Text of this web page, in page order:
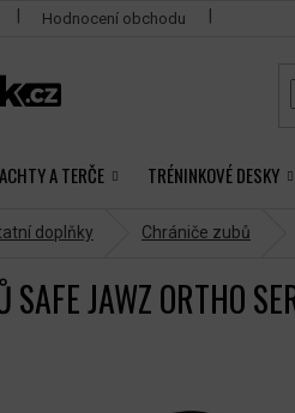
Hodnocení obchodu Vše o
A TERČE TRÉNINKOVÉ DESKY
doplňky Chrániče zubů
JAWZ ORTHO